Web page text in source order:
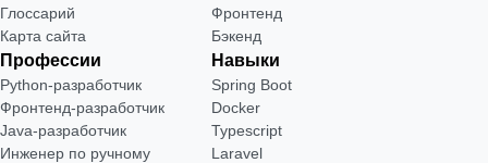
Глоссарий
Карта сайта
Фронтенд
Бэкенд
Профессии
Python-разработчик
Фронтенд-разработчик
Java-разработчик
Инженер по ручному
Навыки
Spring Boot
Docker
Typescript
Laravel